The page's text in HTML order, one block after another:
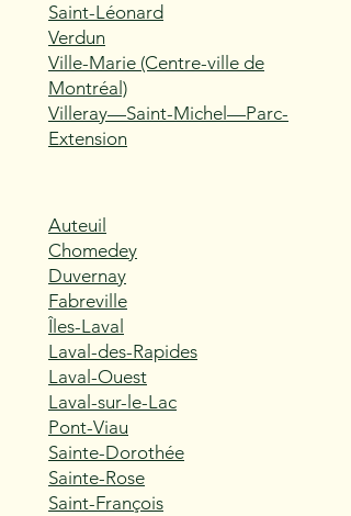
Saint-Léonard
Verdun
Ville-Marie (Centre-ville de
Montréal)
Villeray—Saint-Michel—Parc-
Extension
Auteuil
Chomedey
Duvernay
Fabreville
Îles-Laval
Laval-des-Rapides
Laval-Ouest
Laval-sur-le-Lac
Pont-Viau
Sainte-Dorothée
Sainte-Rose
Saint-François